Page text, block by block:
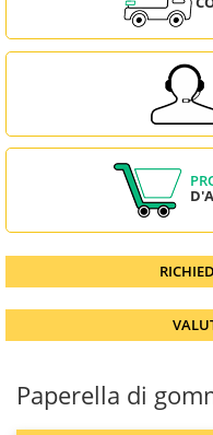
Paperella di